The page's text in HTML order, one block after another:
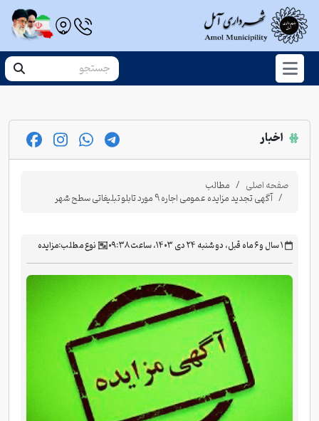
اخبار
صفحه اصلی مطالب
آگهی تجدید مزایده عمومی اجاره 9 مورد تابلو تبلیغاتی سطح شهر
‫۱ سال و ۶ ماه قبل، دو شنبه ۲۴ دی ۱۴۰۳، ساعت ۰۹:۳۸ نوع مطلب:مزایده